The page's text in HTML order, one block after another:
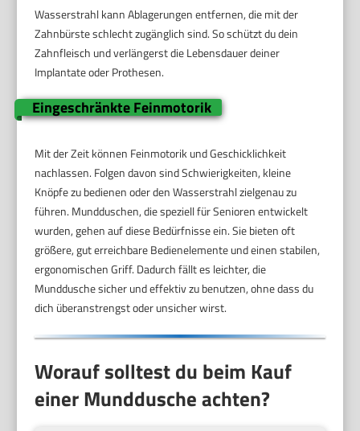
Wasserstrahl kann Ablagerungen entfernen, die mit der
Zahnbürste schlecht zugänglich sind. So schützt du dein
Zahnfleisch und verlängerst die Lebensdauer deiner
Implantate oder Prothesen.
Eingeschränkte Feinmotorik
Mit der Zeit können Feinmotorik und Geschicklichkeit
nachlassen. Folgen davon sind Schwierigkeiten, kleine
Knöpfe zu bedienen oder den Wasserstrahl zielgenau zu
führen. Mundduschen, die speziell für Senioren entwickelt
wurden, gehen auf diese Bedürfnisse ein. Sie bieten oft
größere, gut erreichbare Bedienelemente und einen stabilen,
ergonomischen Griff. Dadurch fällt es leichter, die
Munddusche sicher und effektiv zu benutzen, ohne dass du
dich überanstrengst oder unsicher wirst.
Worauf solltest du beim Kauf
einer Munddusche achten?